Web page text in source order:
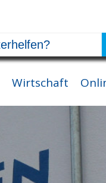
Wirtschaft